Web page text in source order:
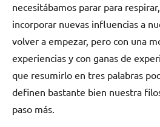
necesitábamos parar para
incorporar nuevas influencias a
volver a empezar, pero con una
experiencias y con ganas de
que resumirlo en tres palabras
definen bastante bien nuestra
paso más.